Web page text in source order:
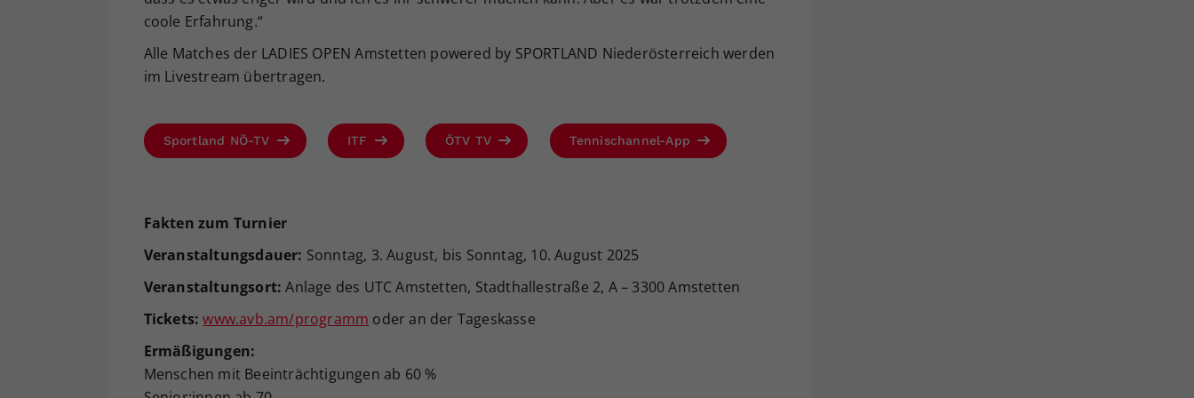
coole Erfahrung.“
Alle Matches der LADIES OPEN Amstetten powered by SPORTLAND Niederösterreich werden
im Livestream übertragen.
Sportland NÖ-TV ITF ÖTV TV Tennischannel-App
Fakten zum Turnier
Veranstaltungsdauer: Sonntag, 3. August, bis Sonntag, 10. August 2025
Veranstaltungsort: Anlage des UTC Amstetten, Stadthallestraße 2, A – 3300 Amstetten
Tickets: www.avb.am/programm oder an der Tageskasse
Ermäßigungen:
Menschen mit Beeinträchtigungen ab 60 %